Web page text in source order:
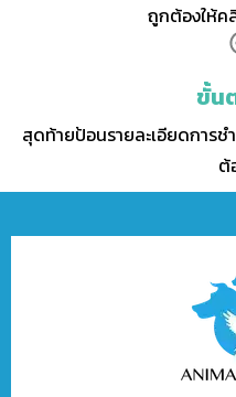
ถูกต้องให้ค
ขั้น
สุดท้ายป้อนรายละเอียดการช
ต้